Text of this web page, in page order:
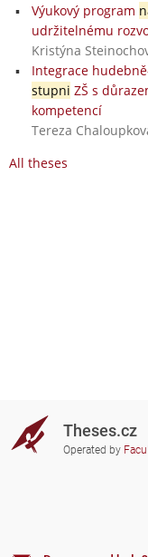
Výukový program
udržitelnému
Kristýna
Integrace
stupni ZŠ s
kompetencí
Tereza
All theses
Theses.cz
Operated by